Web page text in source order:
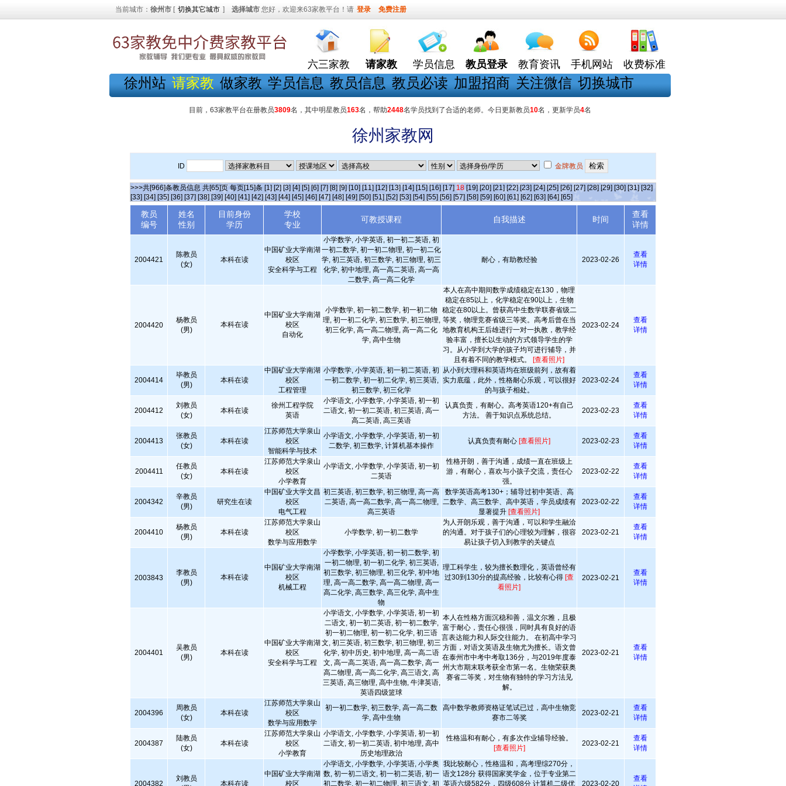
当前城市： 徐州市 [ 切换其它城市 ] 选择城市 您好，欢迎来63家教平台！请 登录 免费注册
六三家教 请家教 学员信息 教员登录 教育资讯 手机网站 收费标准
徐州站 请家教 做家教 学员信息 教员信息 教员必读 加盟招商 关注微信 切换城市
目前，63家教平台在册教员3809名，其中明星教员163名，帮助2448名学员找到了合适的老师。今日更新教员10名，更新学员4名
徐州家教网
ID 金牌教员
>>>共[966]条教员信息 共[65]页 每页[15]条 [1] [2] [3] [4] [5] [6] [7] [8] [9] [10] [11] [12] [13] [14] [15] [16] [17] 18 [19] [20] [21] [22] [23] [24] [25] [26] [27] [28] [29] [30] [31] [32]
[33] [34] [35] [36] [37] [38] [39] [40] [41] [42] [43] [44] [45] [46] [47] [48] [49] [50] [51] [52] [53] [54] [55] [56] [57] [58] [59] [60] [61] [62] [63] [64] [65]
教员
编号
姓名
性别
目前身份
学历
学校
专业
可教授课程 自我描述 时间
查看
详情
2004421
陈教员
(女)
本科在读
中国矿业大学南湖
校区
安全科学与工程
小学数学, 小学英语, 初一初二英语, 初
一初二数学, 初一初二物理, 初一初二化
学, 初三英语, 初三数学, 初三物理, 初三
化学, 初中地理, 高一高二英语, 高一高
二数学, 高一高二化学
耐心，有助教经验 2023-02-26
查看
详情
2004420
杨教员
(男)
本科在读
中国矿业大学南湖
校区
自动化
小学数学, 初一初二数学, 初一初二物
理, 初一初二化学, 初三数学, 初三物理,
初三化学, 高一高二物理, 高一高二化
学, 高中生物
本人在高中期间数学成绩稳定在130，物理
稳定在85以上，化学稳定在90以上，生物
稳定在80以上。曾获高中生数学联赛省级二
等奖，物理竞赛省级三等奖。高考后曾在当
地教育机构王后雄进行一对一执教，教学经
验丰富，擅长以生动的方式领导学生的学
习。从小学到大学的孩子均可进行辅导，并
且有着不同的教学模式。 [查看照片]
2023-02-24
查看
详情
2004414
毕教员
(男)
本科在读
中国矿业大学南湖
校区
工程管理
小学数学, 小学英语, 初一初二英语, 初
一初二数学, 初一初二化学, 初三英语,
初三数学, 初三化学
从小到大理科和英语均在班级前列，故有着
实力底蕴，此外，性格耐心乐观，可以很好
的与孩子相处。
2023-02-24
查看
详情
2004412
刘教员
(女)
本科在读
徐州工程学院
英语
小学语文, 小学数学, 小学英语, 初一初
二语文, 初一初二英语, 初三英语, 高一
高二英语, 高三英语
认真负责，有耐心。高考英语120+有自己
方法。 善于知识点系统总结。
2023-02-23
查看
详情
2004413
张教员
(女)
本科在读
江苏师范大学泉山
校区
智能科学与技术
小学语文, 小学数学, 小学英语, 初一初
二数学, 初三数学, 计算机基本操作
认真负责有耐心 [查看照片] 2023-02-23
查看
详情
2004411
任教员
(女)
本科在读
江苏师范大学泉山
校区
小学教育
小学语文, 小学数学, 小学英语, 初一初
二英语
性格开朗，善于沟通，成绩一直在班级上
游，有耐心，喜欢与小孩子交流，责任心
强。
2023-02-22
查看
详情
2004342
辛教员
(男)
研究生在读
中国矿业大学文昌
校区
电气工程
初三英语, 初三数学, 初三物理, 高一高
二英语, 高一高二数学, 高一高二物理,
高三英语
数学英语高考130+；辅导过初中英语、高
二数学、高三数学、高中英语，学员成绩有
显著提升 [查看照片]
2023-02-22
查看
详情
2004410
杨教员
(男)
本科在读
江苏师范大学泉山
校区
数学与应用数学
小学数学, 初一初二数学
为人开朗乐观，善于沟通，可以和学生融洽
的沟通。对于孩子们的心理较为理解，很容
易让孩子切入到教学的关键点
2023-02-21
查看
详情
2003843
李教员
(男)
本科在读
中国矿业大学南湖
校区
机械工程
小学数学, 小学英语, 初一初二数学, 初
一初二物理, 初一初二化学, 初三英语,
初三数学, 初三物理, 初三化学, 初中地
理, 高一高二数学, 高一高二物理, 高一
高二化学, 高三数学, 高三化学, 高中生
物
理工科学生，较为擅长数理化，英语曾经有
过30到130分的提高经验，比较有心得 [查
看照片]
2023-02-21
查看
详情
2004401
吴教员
(男)
本科在读
中国矿业大学南湖
校区
安全科学与工程
小学语文, 小学数学, 小学英语, 初一初
二语文, 初一初二英语, 初一初二数学,
初一初二物理, 初一初二化学, 初三语
文, 初三英语, 初三数学, 初三物理, 初三
化学, 初中历史, 初中地理, 高一高二语
文, 高一高二英语, 高一高二数学, 高一
高二物理, 高一高二化学, 高三语文, 高
三英语, 高三物理, 高中生物, 牛津英语,
英语四级篮球
本人在性格方面沉稳和善，温文尔雅，且极
富于耐心，责任心很强，同时具有良好的语
言表达能力和人际交往能力。 在初高中学习
方面，对语文英语及生物尤为擅长。语文曾
在泰州市中考中考取136分，与2019年度泰
州大市期末联考获全市第一名。生物荣获奥
赛省二等奖，对生物有独特的学习方法见
解。
2023-02-21
查看
详情
2004396
周教员
(女)
本科在读
江苏师范大学泉山
校区
数学与应用数学
初一初二数学, 初三数学, 高一高二数
学, 高中生物
高中数学教师资格证笔试已过，高中生物竞
赛市二等奖
2023-02-21
查看
详情
2004387
陆教员
(女)
本科在读
江苏师范大学泉山
校区
小学教育
小学语文, 小学数学, 小学英语, 初一初
二语文, 初一初二英语, 初中地理, 高中
历史地理政治
性格温和有耐心，有多次作业辅导经验。
[查看照片]
2023-02-21
查看
详情
2004382
刘教员
本科在读
中国矿业大学南湖
校区
小学语文, 小学数学, 小学英语, 小学奥
数, 初一初二语文, 初一初二英语, 初一
初二数学, 初一初二物理, 初三语文, 初
我比较耐心，性格温和，高考理综270分，
语文128分 获得国家奖学金，位于专业第二
英语六级582分，四级608分 计算机二级优
2023-02-20
查看